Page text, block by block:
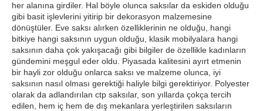
her alanına girdiler. Hal böyle olunca saksılar da eskiden olduğu
gibi basit işlevlerini yitirip bir dekorasyon malzemesine
dönüştüler. Eve saksı alırken özelliklerinin ne olduğu, hangi
bitkiye hangi saksının uygun olduğu, klasik mobilyalara hangi
saksının daha çok yakışacağı gibi bilgiler de özellikle kadınların
gündemini meşgul eder oldu. Piyasada kalitesini ayırt etmenin
bir hayli zor olduğu onlarca saksı ve malzeme olunca, iyi
saksının nasıl olması gerektiği haliyle bilgi gerektiriyor. Polyester
olarak da adlandırılan ctp saksılar, son yıllarda çokça tercih
edilen, hem iç hem de dış mekanlara yerleştirilen saksıların